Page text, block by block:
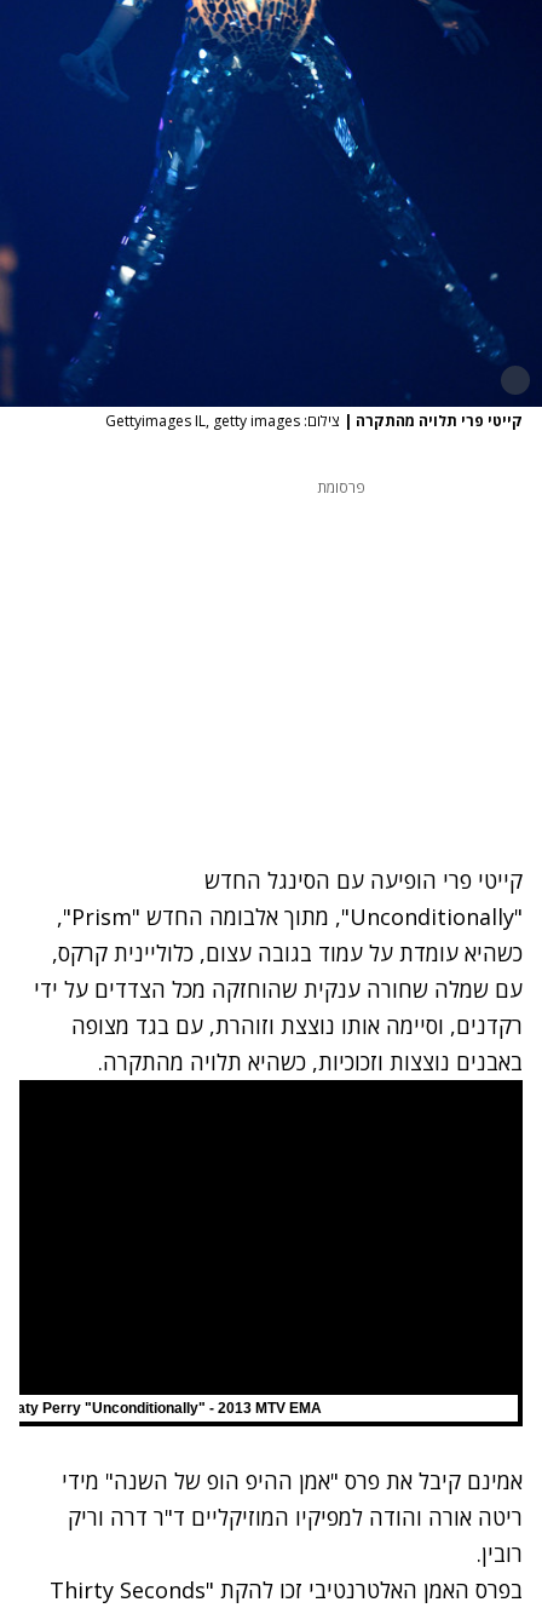
קייטי פרי תלויה מהתקרה | צילום: Gettyimages IL, getty images
פרסומת
קייטי פרי הופיעה עם הסינגל החדש
"Unconditionally", מתוך אלבומה החדש "Prism",
כשהיא עומדת על עמוד בגובה עצום, כלוליינית קרקס,
עם שמלה שחורה ענקית שהוחזקה מכל הצדדים על ידי
רקדנים, וסיימה אותו נוצצת וזוהרת, עם בגד מצופה
באבנים נוצצות וזכוכיות, כשהיא תלויה מהתקרה.
Katy Perry "Unconditionally" - 2013 MTV EMA
אמינם קיבל את פרס "אמן ההיפ הופ של השנה" מידי
ריטה אורה והודה למפיקיו המוזיקליים ד"ר דרה וריק
רובין.
בפרס האמן האלטרנטיבי זכו להקת "Thirty Seconds